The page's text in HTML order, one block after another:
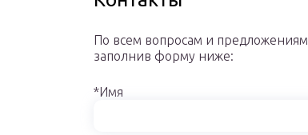
По всем вопросам и
заполнив форму ниже:
*Имя